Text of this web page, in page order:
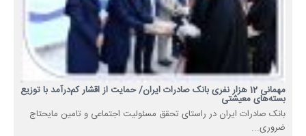
مهمانی 12 هزار نفری بانک صادرات ایران/ حمایت از اقشار کم‌درآمد با توزیع
بسته‌های معیشتی
​بانک صادرات ایران در راستای تحقق مسئولیت اجتماعی و تامین مایحتاج
ضروری...